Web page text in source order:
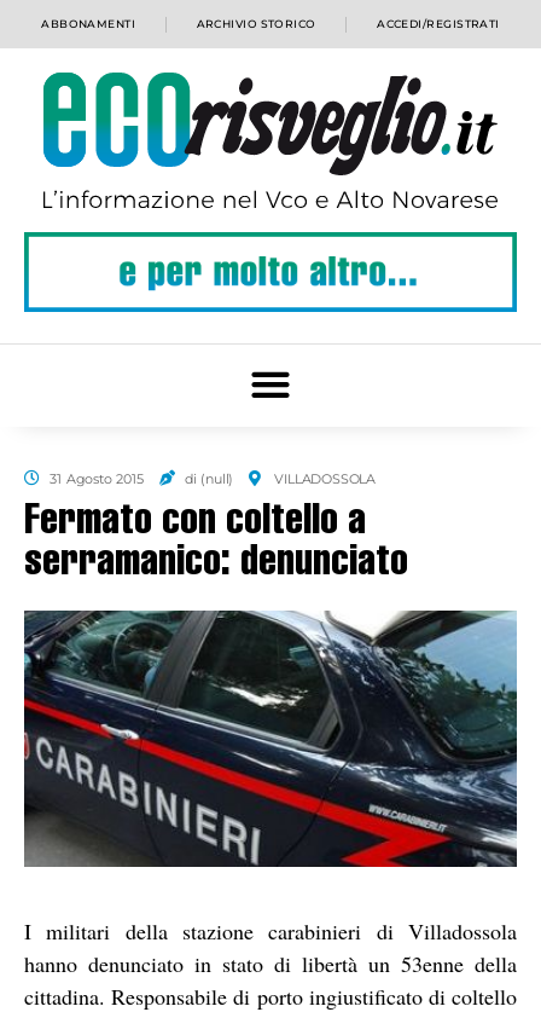
ABBONAMENTI ARCHIVIO STORICO ACCEDI/REGISTRATI
31 Agosto 2015 di (null) VILLADOSSOLA
Fermato con coltello a
serramanico: denunciato
I militari della stazione carabinieri di Villadossola
hanno denunciato in stato di libertà un 53enne della
cittadina. Responsabile di porto ingiustificato di coltello